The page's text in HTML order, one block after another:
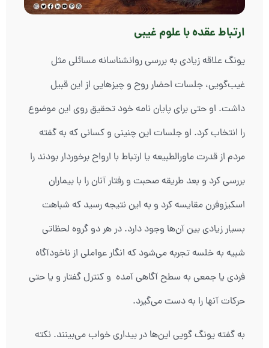
ارتباط عقده با علوم غیبی
یونگ علاقه زیادی به بررسی روانشناسانه مسائلی مثل
غیب‌گویی، جلسات احضار روح و چیزهایی از این قبیل
داشت. او حتی برای پایان نامه خود تحقیق روی این موضوع
را انتخاب کرد. او جلسات این چنینی و کسانی که به گفته
مردم از قدرت ماورالطبیعه یا ارتباط با ارواح برخوردار بودند را
بررسی کرد و بعد طریقه صحبت و رفتار آنان را با بیماران
اسکیزوفرن مقایسه کرد و به این نتیجه رسید که شباهت
بسیار زیادی بین آن‌ها وجود دارد. در هر دو گروه لحظاتی
شبیه به خلسه تجربه می‌شود که انگار عواملی از ناخودآگاه
فردی یا جمعی به سطح آگاهی آمده و کنترل گفتار و یا حتی
حرکات آنها را به دست می‌گیرد.
به گفته یونگ گویی این‌ها در بیداری خواب می‌بینند. نکته